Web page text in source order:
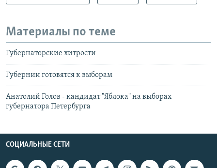
Материалы по теме
Губернаторские хитрости
Губернии готовятся к выборам
Анатолий Голов - кандидат "Яблока" на выборах
губернатора Петербурга
СОЦИАЛЬНЫЕ СЕТИ